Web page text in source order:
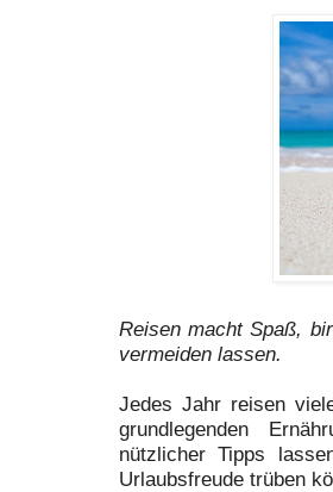
Reisen macht Spaß,
vermeiden lassen.
Jedes Jahr reisen
grundlegenden
nützlicher Tipps
Urlaubsfreude trüben